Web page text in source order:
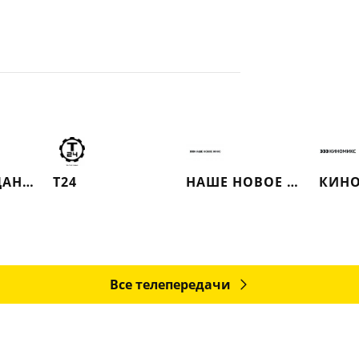
КИНОСВИДАНИЕ Т24 НАШЕ НОВОЕ КИНО
Все телепередачи